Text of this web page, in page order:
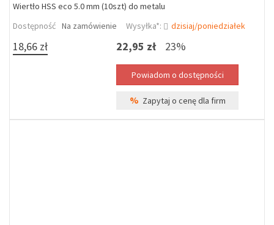
Wiertło HSS eco 5.0 mm (10szt) do metalu
Dostępność Na zamówienie Wysyłka*: dzisiaj/poniedziałek
18,66 zł 22,95 zł 23%
% Zapytaj o cenę dla firm